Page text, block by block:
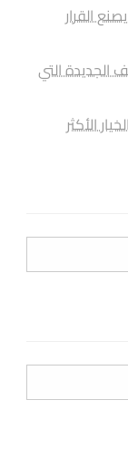
القرار
الجديدة التي
الأكثر